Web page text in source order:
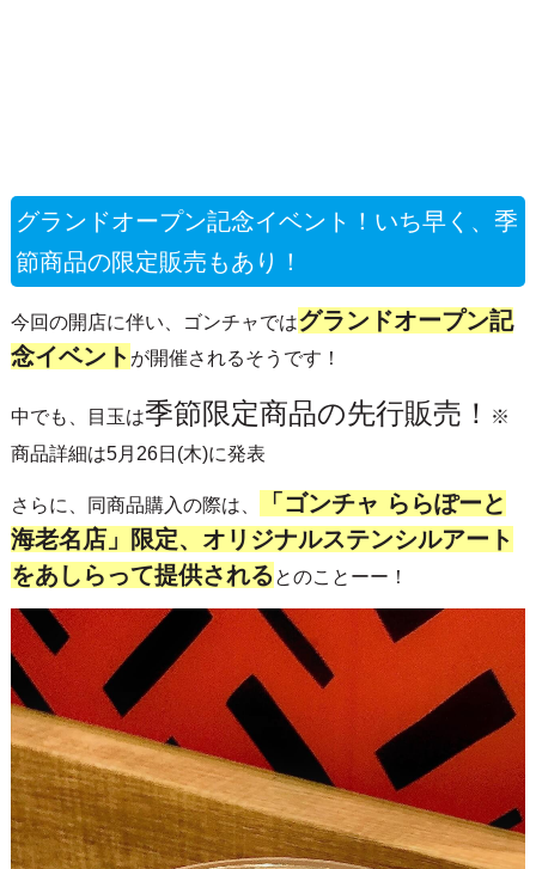
グランドオープン記念イベント！いち早く、季
節商品の限定販売もあり！
今回の開店に伴い、ゴンチャではグランドオープン記
念イベント が開催されるそうです！
中でも、目玉は季節限定商品の先行販売！
※
商品詳細は5月26日(木)に発表
さらに、同商品購入の際は、
「ゴンチャ ららぽーと
海老名店」限定、オリジナルステンシルアート
をあしらって提供されるとのことーー！